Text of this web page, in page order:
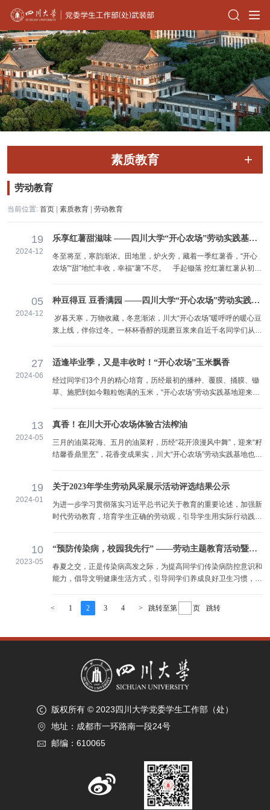
素质教育
劳动教育
当前位置: 首页 素质教育 劳动教育
19
2024-12
乐享红薯甜滋味 ——四川大学“开心农场”劳动实践基地红薯丰收节
冬至将至，寒韵渐浓。田地里，炉火旁，藏着一季红薯香，“开心
农场”“甜”地忙丰收，幸福“薯”不尽。 手起锄落 挖红薯红薯从初夏
而出。“先找到红薯藤蔓的末端，通常红薯就生长在这些藤蔓附
近……”，指导老师耐心传授“顺腾摸瓜”挖薯诀窍，示范下锄、施
力、撬土的操作要点。同学们速速get技巧要...
05
2024-12
种豆得豆 豆香满园 ——四川大学“开心农场”劳动实践基地·丰收节
岁暮天寒，万物收藏，冬意渐浓，川大“开心农场”暖呼呼的暖心豆
浆上线，伴你过冬。一杯杯香醇的现磨豆浆来自近千名同学们从打
现场制作的嫩豆花、豆腐，邀请师生一同尝鲜。夏种冬收·硕果累
累6月，同学们亲手种下黄豆，历过半年除草、施肥的精心管护，
粒粒饱满的豆荚挂满枝头。11月，豆田泛起金黄，奏...
27
2024-06
适逢毕业季，又是丰收时！“开心农场”玉米飘香
经过同学们3个月的精心培育，历经最初的播种、覆膜、捅膜、锄
草、施肥到如今颗粒饱满的玉米，“开心农场”劳动实践基地迎来玉
涨，一同涌进“开心农场”丰收田，动作麻利娴熟，一根接着一根的
将玉米收入“囊中”。为了让劳动实践更“有趣有料”，现场布置了爆
米花品尝区，提前制作了一批奶香浓郁的爆米花...
13
2024-05
真香！在川大开心农场体验古法榨油
三月的油菜花海、五月的油菜籽，历经“花开浪漫风中舞”，迎来“籽
结馨香鼎里烹”，花香变成果实，川大“开心农场”劳动实践基地也迎
油菜。农场里一片热火朝天的农忙景象！ 收割油菜“俯下身，左手
把住油菜茎底端，右手握住镰刀用力向上一拉，茎秆轻松就被割断
了。”实践指导老师耐心为同学们示范操作。同...
19
2024-01
关于2023年学生劳动风采展示活动评选结果公示
为进一步学习贯彻落实习近平总书记关于教育的重要论述，加强新
时代劳动教育，培育学生正确的劳动观，引导学生用实际行动践行
围绕勤于劳动·乐于生活、服务力行·微光成炬、学思践悟·锐意创新
三个主题面向全校学生征集优秀作品。经学生投稿、学院审核推
荐、评审组评定等环节，最终评选出一等奖3名，二等奖9名...
10
2023-05
“预防传染病，校园我先行” ——劳动主题教育活动暨爱国卫生健康知识讲座
春夏之交，正是传染病高发之际，为提高同学们传染病防控意识和
能力，倡导文明健康生活方式，引导同学们养成良好卫生习惯，掌
——“宜居靓家园 健康新生活”，4月27日，学工部主办、华西公共
卫生学院承办劳动主题教育活动暨爱国卫生健康知识讲座，邀请华
22舍报告厅开展了预防传染病相关的专主题科普，华西公...
< 1 2 3 4 > 跳转至第 页 跳转
版权所有 © 2023四川大学党委学生工作部（处）
地址：成都市一环路南一段24号
邮编：610065